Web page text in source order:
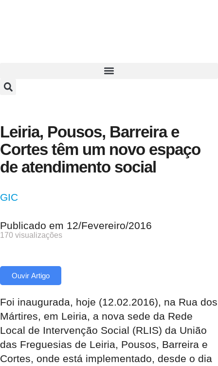
Leiria, Pousos, Barreira e
Cortes têm um novo espaço
de atendimento social
GIC
Publicado em 12/Fevereiro/2016
170 visualizações
Ouvir Artigo
Foi inaugurada, hoje (12.02.2016), na Rua dos
Mártires, em Leiria, a nova sede da Rede
Local de Intervenção Social (RLIS) da União
das Freguesias de Leiria, Pousos, Barreira e
Cortes, onde está implementado, desde o dia